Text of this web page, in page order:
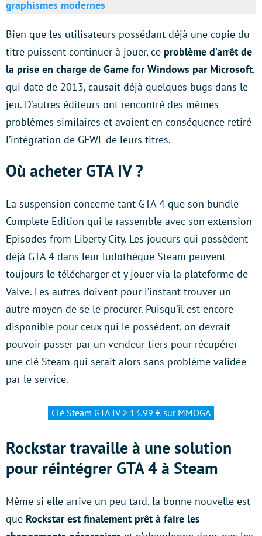
graphismes modernes
Bien que les utilisateurs possédant déjà une copie du
titre puissent continuer à jouer, ce problème d’arrêt de
la prise en charge de Game for Windows par Microsoft,
qui date de 2013, causait déjà quelques bugs dans le
jeu. D’autres éditeurs ont rencontré des mêmes
problèmes similaires et avaient en conséquence retiré
l’intégration de GFWL de leurs titres.
Où acheter GTA IV ?
La suspension concerne tant GTA 4 que son bundle
Complete Edition qui le rassemble avec son extension
Episodes from Liberty City. Les joueurs qui possèdent
déjà GTA 4 dans leur ludothèque Steam peuvent
toujours le télécharger et y jouer via la plateforme de
Valve. Les autres doivent pour l’instant trouver un
autre moyen de se le procurer. Puisqu’il est encore
disponible pour ceux qui le possèdent, on devrait
pouvoir passer par un vendeur tiers pour récupérer
une clé Steam qui serait alors sans problème validée
par le service.
Clé Steam GTA IV > 13,99 € sur MMOGA
Rockstar travaille à une solution
pour réintégrer GTA 4 à Steam
Même si elle arrive un peu tard, la bonne nouvelle est
que Rockstar est finalement prêt à faire les